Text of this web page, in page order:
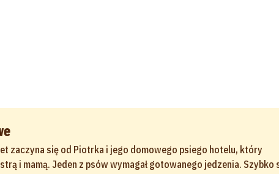
zaczyna się od Piotrka i jego domowego psiego hotelu, który
i mamą. Jeden z psów wymagał gotowanego jedzenia. Szybko